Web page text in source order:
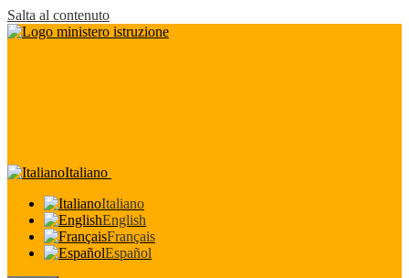
Salta al contenuto
Italiano
Italiano
English
Français
Español